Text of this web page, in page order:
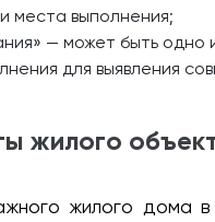
места выполнения;
— может быть одно
для выявления
жилого
жилого дома